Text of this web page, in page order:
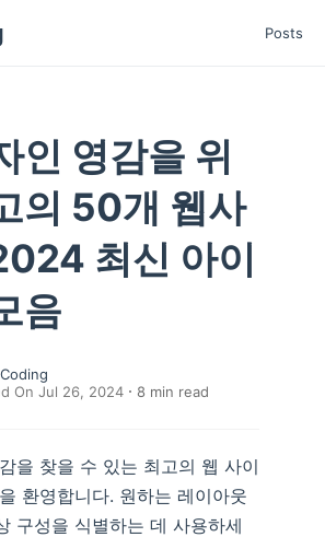
Posts
인 영감을 위
의 50개 웹사
최신 아이
음
On Jul 26, 2024
8 min read
을 찾을 수 있는 최고의 웹 사이
환영합니다. 원하는 레이아웃
구성을 식별하는 데 사용하세